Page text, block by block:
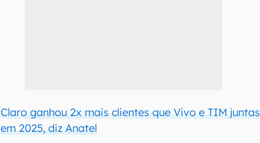
Claro ganhou 2x mais clientes que Vivo e TIM juntas
em 2025, diz Anatel